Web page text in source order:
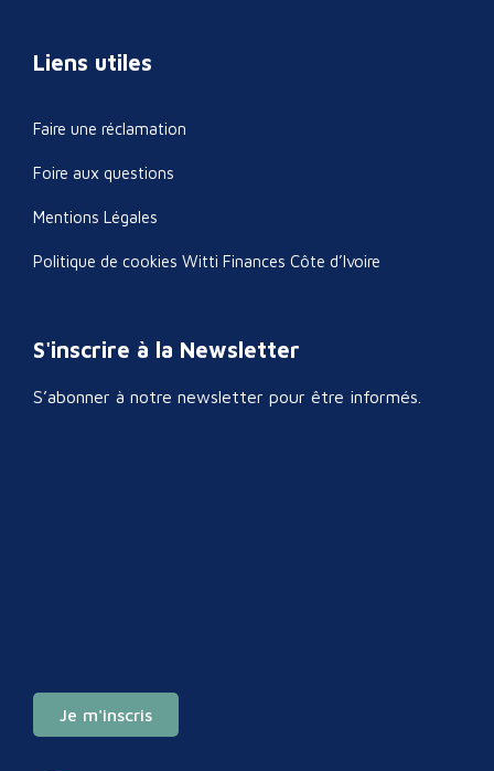
Liens utiles
Faire une réclamation
Foire aux questions
Mentions Légales
Politique de cookies Witti Finances Côte d’Ivoire
S'inscrire à la Newsletter
S’abonner à notre newsletter pour être informés.
Je m'inscris